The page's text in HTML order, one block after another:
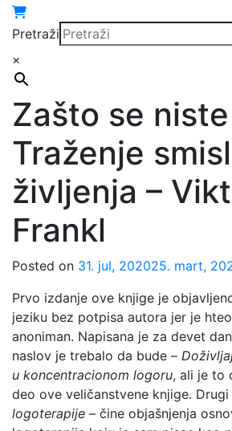
Pretraži
×
Zašto se
Traženje
življenja –
Frankl
Posted on 31. jul, 202025. mart,
Prvo izdanje ove knjige je
jeziku bez potpisa autora jer je
anoniman. Napisana je za devet
naslov je trebalo da bude –
u koncentracionom logoru, ali je to
deo ove veličanstvene knjige. Drugi
logoterapije – čine objašnjenja